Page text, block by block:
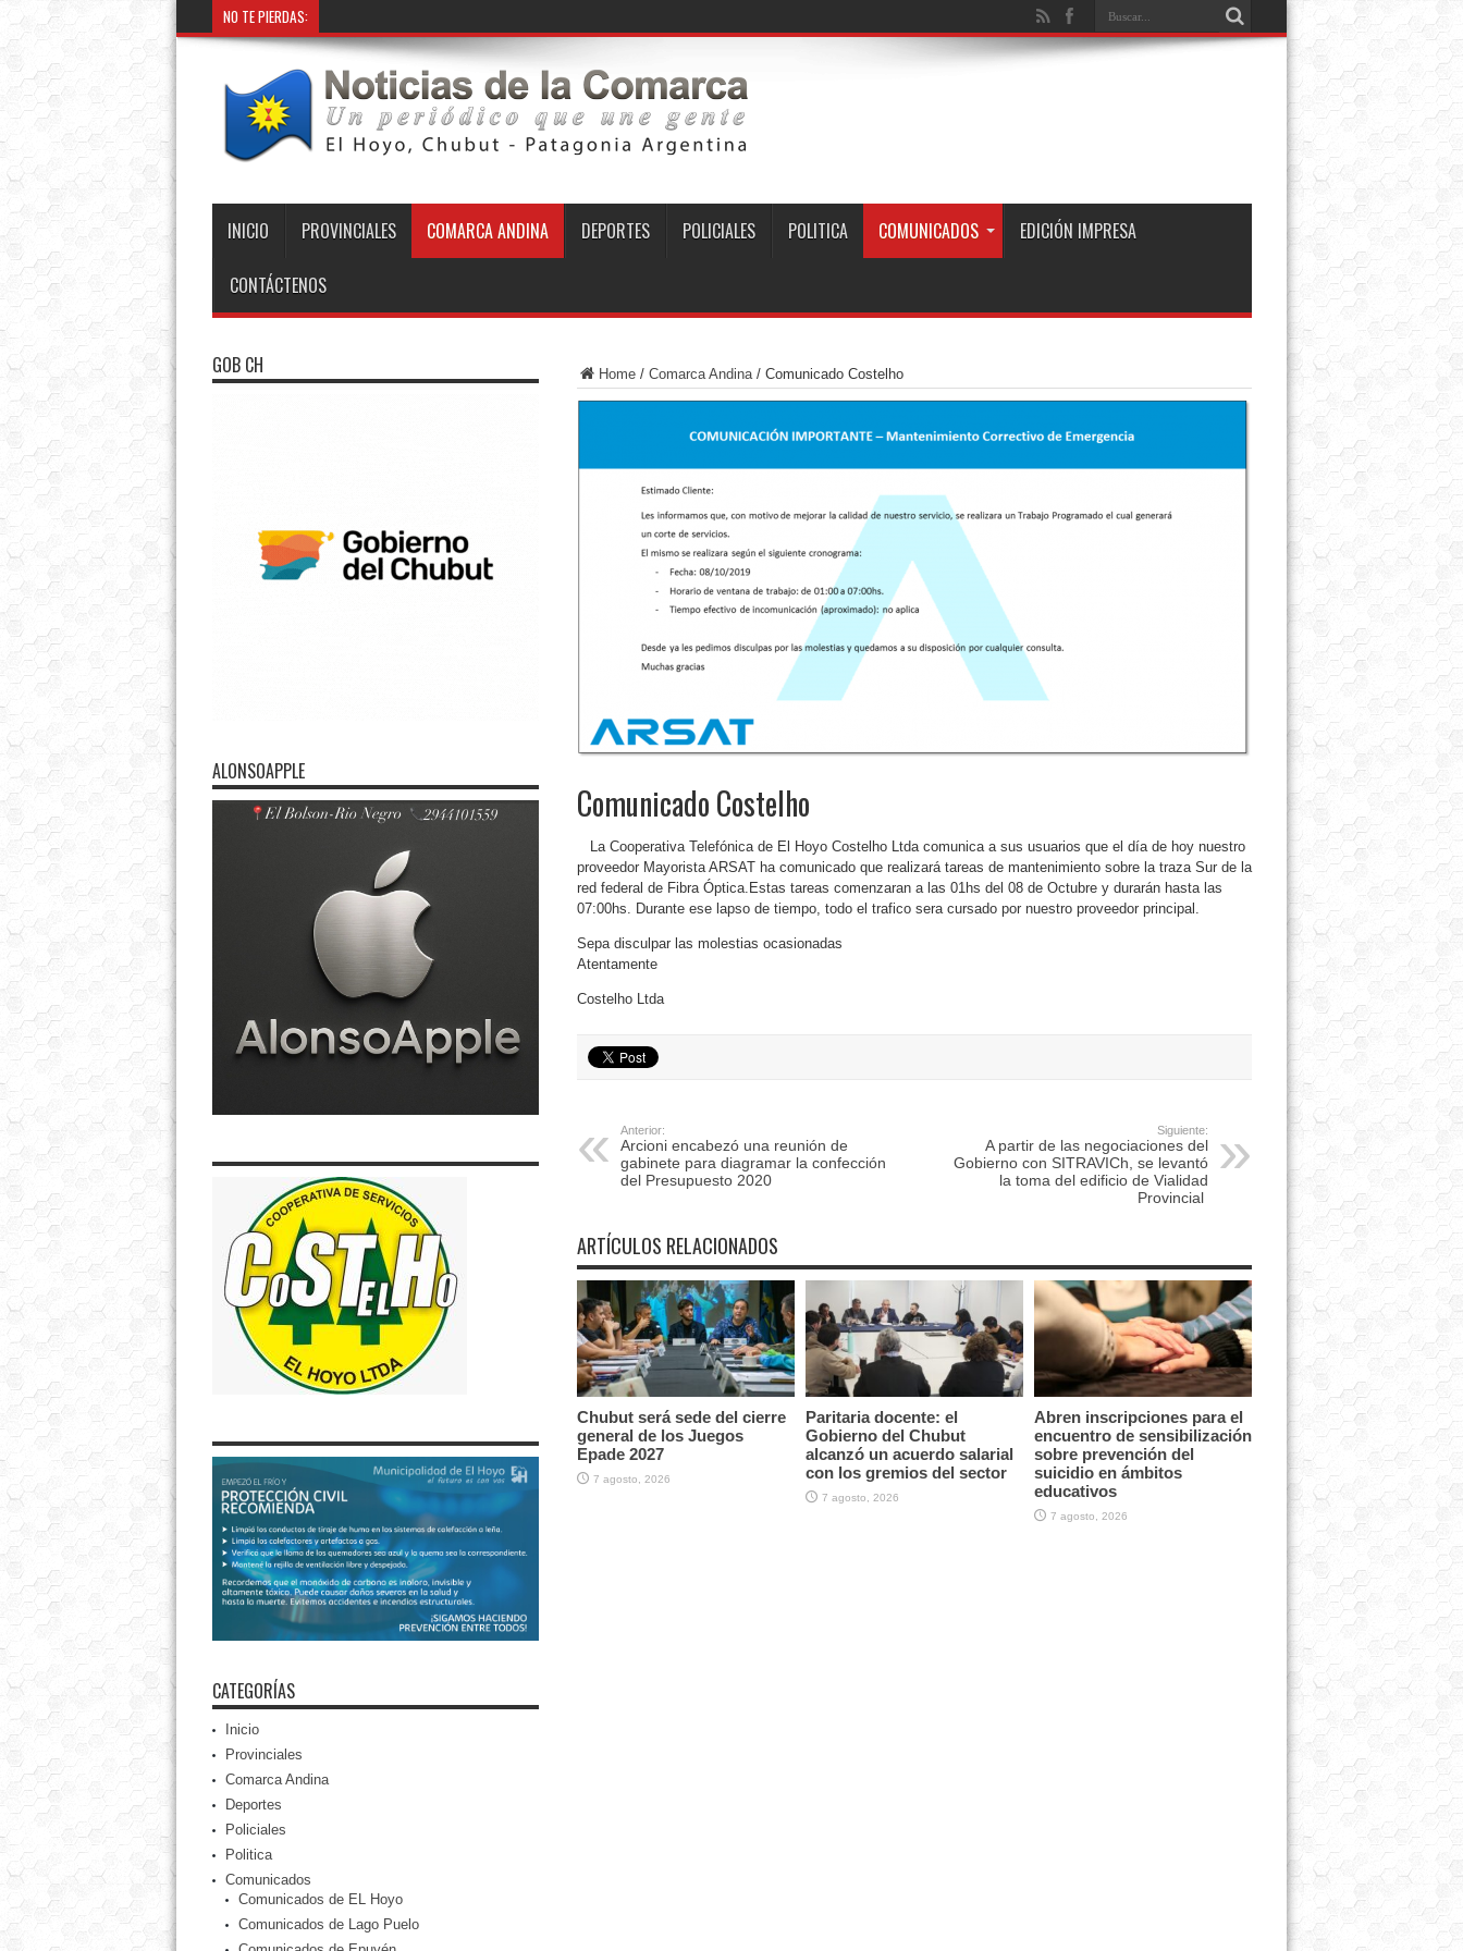
NO TE PIERDAS:
INICIO PROVINCIALES COMARCA ANDINA DEPORTES POLICIALES POLITICA COMUNICADOS EDICIÓN IMPRESA
CONTÁCTENOS
Home/ Comarca Andina/ Comunicado Costelho
Comunicado Costelho
La Cooperativa Telefónica de El Hoyo Costelho Ltda comunica a sus usuarios que el día de hoy nuestro
proveedor Mayorista ARSAT ha comunicado que realizará tareas de mantenimiento sobre la traza Sur de la
red federal de Fibra Óptica.Estas tareas comenzaran a las 01hs del 08 de Octubre y durarán hasta las
07:00hs. Durante ese lapso de tiempo, todo el trafico sera cursado por nuestro proveedor principal.
Sepa disculpar las molestias ocasionadas
Atentamente
Costelho Ltda
Anterior:
Arcioni encabezó una reunión de
gabinete para diagramar la confección
del Presupuesto 2020
Siguiente:
A partir de las negociaciones del
Gobierno con SITRAVICh, se levantó
la toma del edificio de Vialidad
Provincial
ARTÍCULOS RELACIONADOS
Chubut será sede del cierre
general de los Juegos
Epade 2027
7 agosto, 2026
Paritaria docente: el
Gobierno del Chubut
alcanzó un acuerdo salarial
con los gremios del sector
7 agosto, 2026
Abren inscripciones para el
encuentro de sensibilización
sobre prevención del
suicidio en ámbitos
educativos
7 agosto, 2026
GOB CH
ALONSOAPPLE
CATEGORÍAS
Inicio
Provinciales
Comarca Andina
Deportes
Policiales
Politica
Comunicados
Comunicados de EL Hoyo
Comunicados de Lago Puelo